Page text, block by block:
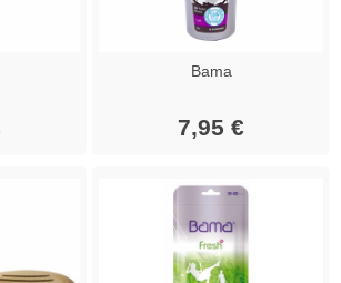
Bama
7,95 €